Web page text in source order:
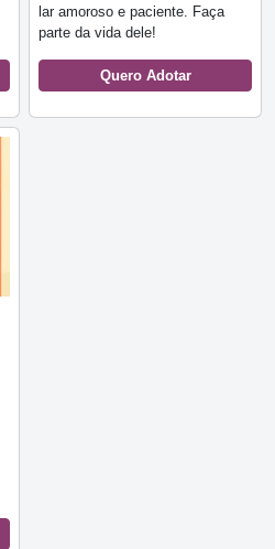
lar amoroso e paciente. Faça
parte da vida dele!
Quero Adotar